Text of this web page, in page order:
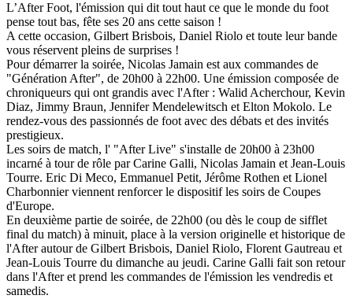
L’After Foot, l'émission qui dit tout haut ce que le monde du foot
pense tout bas, fête ses 20 ans cette saison !
A cette occasion, Gilbert Brisbois, Daniel Riolo et toute leur bande
vous réservent pleins de surprises !
Pour démarrer la soirée, Nicolas Jamain est aux commandes de
"Génération After", de 20h00 à 22h00. Une émission composée de
chroniqueurs qui ont grandis avec l'After : Walid Acherchour, Kevin
Diaz, Jimmy Braun, Jennifer Mendelewitsch et Elton Mokolo. Le
rendez-vous des passionnés de foot avec des débats et des invités
prestigieux.
Les soirs de match, l' "After Live" s'installe de 20h00 à 23h00
incarné à tour de rôle par Carine Galli, Nicolas Jamain et Jean-Louis
Tourre. Eric Di Meco, Emmanuel Petit, Jérôme Rothen et Lionel
Charbonnier viennent renforcer le dispositif les soirs de Coupes
d'Europe.
En deuxième partie de soirée, de 22h00 (ou dès le coup de sifflet
final du match) à minuit, place à la version originelle et historique de
l'After autour de Gilbert Brisbois, Daniel Riolo, Florent Gautreau et
Jean-Louis Tourre du dimanche au jeudi. Carine Galli fait son retour
dans l'After et prend les commandes de l'émission les vendredis et
samedis.